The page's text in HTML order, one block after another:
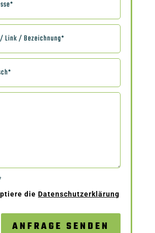
dieDatenschutzerklärung
ANFRAGE SENDEN